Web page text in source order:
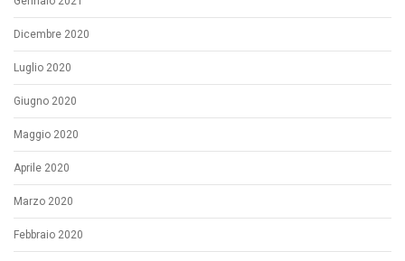
Dicembre 2020
Luglio 2020
Giugno 2020
Maggio 2020
Aprile 2020
Marzo 2020
Febbraio 2020